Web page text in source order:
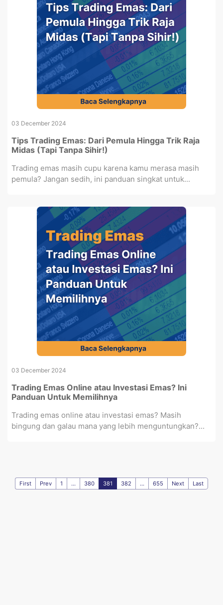
03 December 2024
Tips Trading Emas: Dari Pemula Hingga Trik Raja
Midas (Tapi Tanpa Sihir!)
Trading emas masih cupu karena kamu merasa masih
pemula? Jangan sedih, ini panduan singkat untuk...
03 December 2024
Trading Emas Online atau Investasi Emas? Ini
Panduan Untuk Memilihnya
Trading emas online atau investasi emas? Masih
bingung dan galau mana yang lebih menguntungkan?...
First Prev 1 ... 380 381 382 ... 655 Next Last